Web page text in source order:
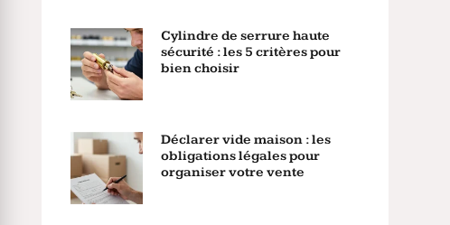
Cylindre de serrure haute
sécurité : les 5 critères pour
bien choisir
Déclarer vide maison : les
obligations légales pour
organiser votre vente